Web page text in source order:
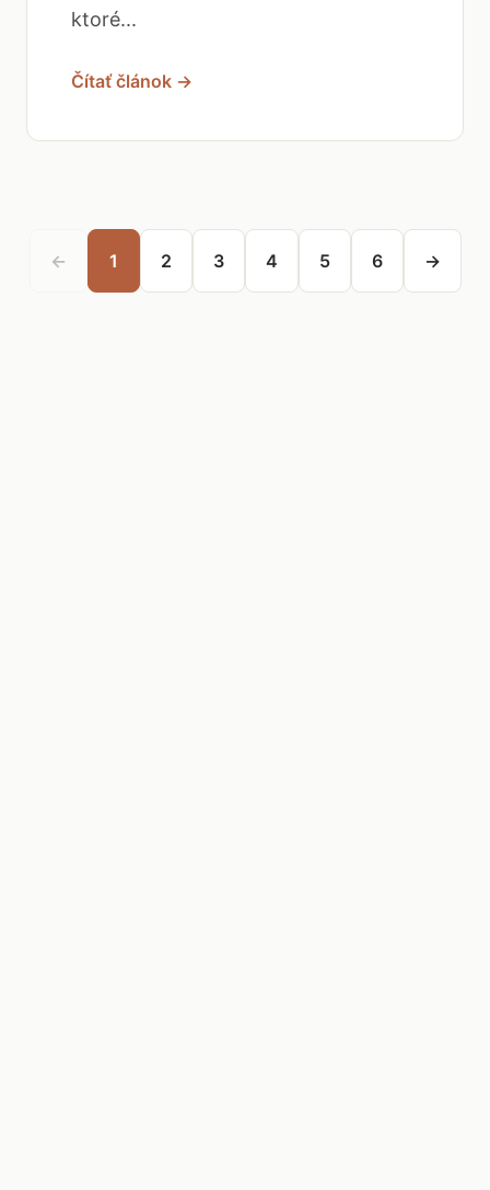
ktoré...
Čítať článok →
← 1 2 3 4 5 6 →